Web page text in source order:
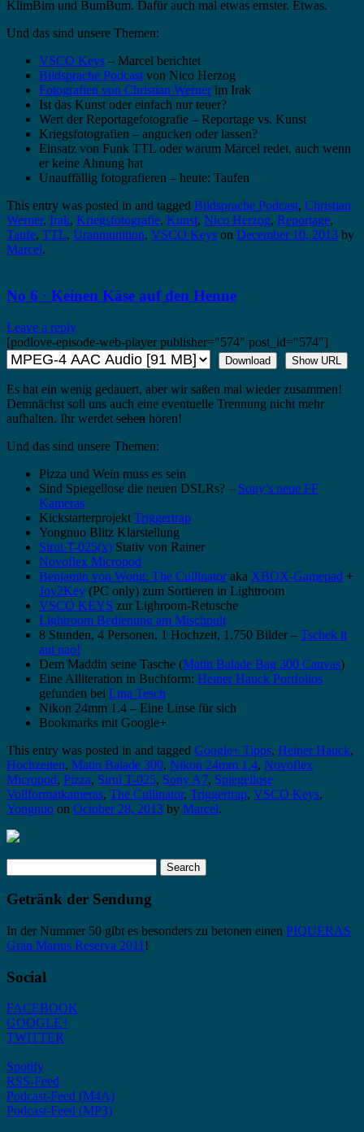
KlimBim und BumBum. Dafür auch mal etwas ernster. Etwas.
Und das sind unsere Themen:
VSCO Keys – Marcel berichtet
Bildsprache Podcast von Nico Herzog
Fotografien von Christian Wernerim Irak
Ist das Kunst oder einfach nur teuer?
Wert der Reportagefotografie – Reportage vs. Kunst
Kriegsfotografien – angucken oder lassen?
Einsatz von Funk TTL oder warum Marcel redet, auch wenn
er keine Ahnung hat
Unauffällig fotografieren – heute: Taufen
This entry was posted in and tagged Bildsprache Podcast, Christian
Werner, Irak, Kriegsfotografie, Kunst, Nico Herzog, Reportage,
Taufe, TTL, Uranmunition, VSCO Keys on December 10, 2013 by
Marcel.
No 6 · Keinen Käse auf den Henne
Leave a reply
[podlove-episode-web-player publisher="574" post_id="574"]
Download Show URL
Es hat ein wenig gedauert, aber wir saßen mal wieder zusammen!
Demnächst soll uns auch eine eventuelle Trennung nicht mehr
aufhalten. Ihr werdet sehen hören!
Und das sind unsere Themen:
Pizza und Wein muss es sein
Sind Spiegellose die neuen DSLRs? – Sony’s neue FF
Kameras
Kickstarterprojekt Triggertrap
Yongnuo Blitz Klarstellung
Sirui T-025(x) Stativ von Rainer
Novoflex Micropod
Benjamin von Wong: The Cullinatoraka XBOX-Gamepad +
Joy2Key (PC only) zum Sortieren in Lightroom
VSCO KEYS zur Lighroom-Retusche
Lightroom Bedienung am Mischpult
8 Stunden, 4 Personen, 1 Hochzeit, 1.750 Bilder – Tschek it
aut nao!
Dem Maddin seine Tasche (Matin Balade Bag 300 Canvas)
Eine Alliteration in Buchform: Heiner Hauck Portfolios
gefunden bei Lina Tesch
Nikon 24mm 1.4 – Eine Linse für sich
Bookmarks mit Google+
This entry was posted in and tagged Google+ Tipps, Heiner Hauck,
Hochzeiten, Matin Balade 300, Nikon 24mm 1.4, Novoflex
Micropod, Pizza, Sirui T-025, Sony A7, Spiegellose
Vollformatkameras, The Cullinator, Triggertrap, VSCO Keys,
Yongnuo on October 28, 2013 by Marcel.
for:
Getränk der Sendung
In der Nummer 50 gibt es besonders zu betonen einen PIQUERAS
Gran Marius Reserva 2011 !
Social
FACEBOOK
GOOGLE+
TWITTER
Spotify
RSS-Feed
Podcast-Feed (M4A)
Podcast-Feed (MP3)